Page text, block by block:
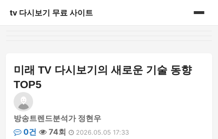
tv 다시보기 무료 사이트
안구정화
일상
정보
미래 TV 다시보기의 새로운 기술 동향
TOP5
방송트렌드분석가 정현우
0건
74회 2026.05.05 17:33